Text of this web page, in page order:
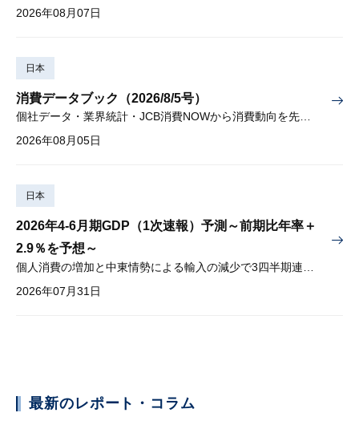
2026年08月07日
日本
消費データブック（2026/8/5号）
個社データ・業界統計・JCB消費NOWから消費動向を先取り
2026年08月05日
日本
2026年4-6月期GDP（1次速報）予測～前期比年率＋
2.9％を予想～
2026年07月31日
最新のレポート・コラム